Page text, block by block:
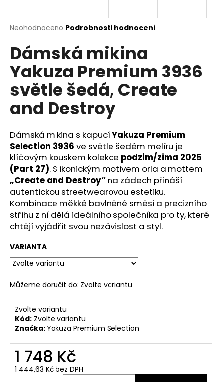
Průměrné
produktu
je
0,0
z
5
hvězdiček.
Neohodnoceno Podrobnosti hodnocení
Dámská mikina
Yakuza Premium 3936
světle šedá, Create
and Destroy
Dámská mikina s kapucíYakuza Premium
Selection 3936 ve světle šedém melíru je
klíčovým kouskem kolekce podzim/zima 2025
(Part 27). S ikonickým motivem orla a mottem
„Create and Destroy“ na zádech přináší
autentickou streetwearovou estetiku.
Kombinace měkké bavlněné směsi a precizního
střihu z ní dělá ideálního společníka pro ty, které
chtějí vyjádřit svou nezávislost a styl.
VARIANTA
Můžeme doručit do: Zvolte variantu
Zvolte variantu
Kód: Zvolte variantu
Značka:Yakuza Premium Selection
1 748 Kč
1 444,63 Kč bez DPH
j
t
?
HLEDAT
D
o
p
o
r
u
č
j
e
m
e
PÁNSKÁ
VESTA
YAKUZA
PREMIUM
3966
BORN
BURN